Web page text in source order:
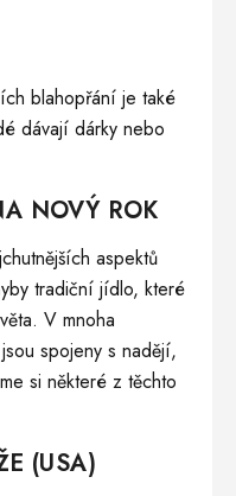
blahopřání je také
dávají dárky nebo
NOVÝ ROK
aspektů
tradiční jídlo, které
V mnoha
spojeny s nadějí,
si některé z těchto
(USA)